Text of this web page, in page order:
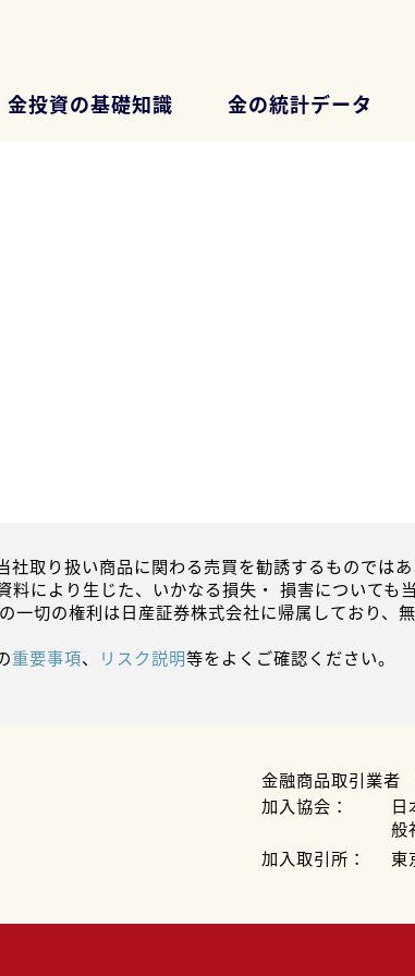
金投資の基礎知識 金の統計データ
取り扱い商品に関わる売買を勧誘するものでは
により生じた、いかなる損失・ 損害について
一切の権利は日産証券株式会社に帰属しており、
重要事項、 リスク説明等をよくご確認ください。
金融商品取引業者
加入協会：
日
般
加入取引所：
東